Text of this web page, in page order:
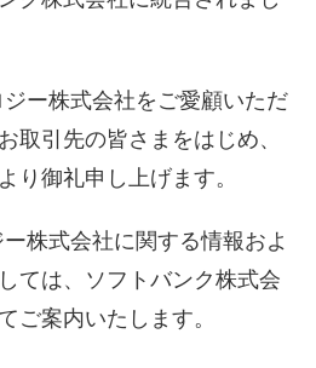
ー株式会社をご愛顧いただ
取引先の皆さまをはじめ、
り御礼申し上げます。
株式会社に関する情報およ
ては、ソフトバンク株式会
ご案内いたします。